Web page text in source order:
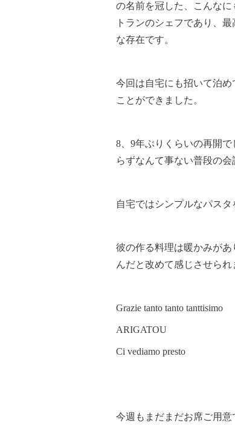
の名前を冠した、こんな
トランのシェフであり、
な存在です。
今回は自宅にも招いて泊
ことができました。
8、9年ぶりくらいの再開
らずなんて事ない普段の会
自宅ではシンプルなパス
彼の作る料理は暖かみが
んだと改めて感じさせられ
Grazie tanto tanto tanttisimo
ARIGATOU
Ci vediamo presto
今週もまだまだお席ご用意